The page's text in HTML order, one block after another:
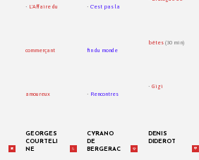
• L'Affaire du
commerçant
amoureux
• C'est pas la
fin du monde
• Rencontres
bêtes(30 min)
• Gigi
GEORGES
COURTELI
NE
CYRANO
DE
BERGERAC
DENIS
DIDEROT